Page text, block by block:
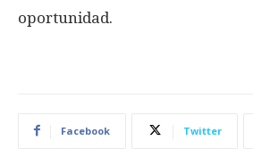
oportunidad.
Facebook Twitter